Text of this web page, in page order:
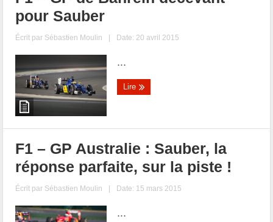
pour Sauber
Écrit par Sébastien Moulin | Date: 20 avril 2015
...
Lire
F1 – GP Australie : Sauber, la
réponse parfaite, sur la piste !
Écrit par Sébastien Moulin | Date: 15 mars 2015
...